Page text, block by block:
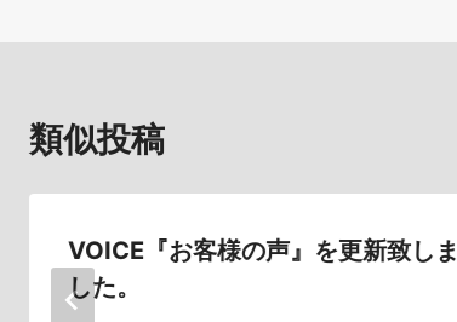
ゲ
ー
シ
ョ
類似投稿
VOICE『お客様の声』を更新致しま
した。